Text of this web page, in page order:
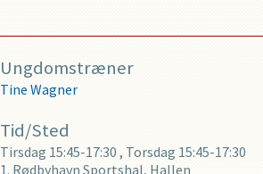
Ungdomstræner
Tine Wagner
Tid/Sted
Tirsdag 15:45-17:30 , Torsdag 15:45-17:30
1. Rødbyhavn Sportshal, Hallen